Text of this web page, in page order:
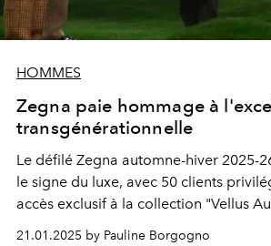
HOMMES
Zegna paie hommage à
transgénérationnelle
Le défilé Zegna automne-hiver 2025-
le signe du luxe, avec 50 clients
accès exclusif à la collection "Vellus
21.01.2025 by Pauline Borgogno